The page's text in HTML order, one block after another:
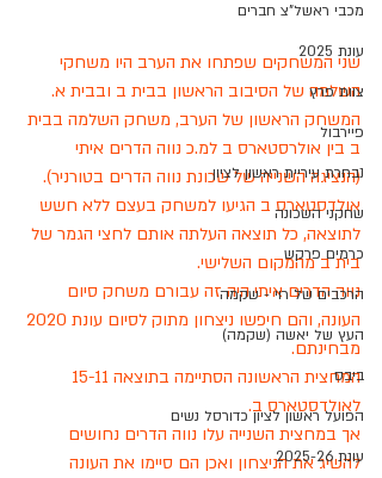
מכבי ראשל"צ חברים
עונת 2025
צוות פרץ
פיירבול
נבחרת עיריית ראשון לציון
שחקני השכונה
כרמים פרקש
הרכבים של רוי - שקמה
העץ של יאשה (שקמה)
ביבס
הפועל ראשון לציון כדורסל נשים
עונת 2025-26
שני המשחקים שפתחו את הערב היו משחקי
השלמה של הסיבוב הראשון בבית ב ובבית א.
המשחק הראשון של הערב, משחק השלמה בבית
ב בין אולרסטארס ב למ.כ נווה הדרים איתי
(הנציגה השנייה של שכונת נווה הדרים בטורניר).
אולדסטארס ב הגיעו למשחק בעצם ללא חשש
לתוצאה, כל תוצאה העלתה אותם לחצי הגמר של
בית ב מהמקום השלישי.
נווה הדרים איתי היה זה עבורם משחק סיום
מבחינתם.
לאולדסטארס ב.
אך במחצית השנייה עלו נווה הדרים נחושים
להשיג את הניצחון ואכן הם סיימו את העונה